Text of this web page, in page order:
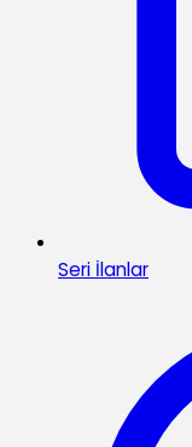
Seri İlanlar